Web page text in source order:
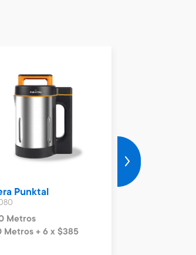
Punktal
Metros
Metros + 6 x $385